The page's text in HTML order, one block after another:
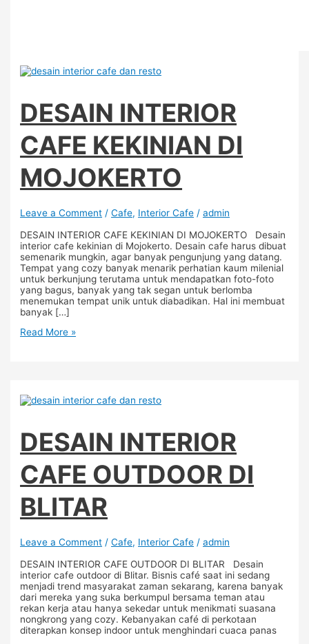
DESAIN INTERIOR
CAFE KEKINIAN DI
MOJOKERTO
Leave a Comment /Cafe, Interior Cafe /admin
DESAIN INTERIOR CAFE KEKINIAN DI MOJOKERTO Desain
interior cafe kekinian di Mojokerto. Desain cafe harus dibuat
semenarik mungkin, agar banyak pengunjung yang datang.
Tempat yang cozy banyak menarik perhatian kaum milenial
untuk berkunjung terutama untuk mendapatkan foto-foto
yang bagus, banyak yang tak segan untuk berlomba
menemukan tempat unik untuk diabadikan. Hal ini membuat
banyak […]
Read More »
DESAIN INTERIOR
CAFE OUTDOOR DI
BLITAR
Leave a Comment /Cafe, Interior Cafe /admin
DESAIN INTERIOR CAFE OUTDOOR DI BLITAR Desain
interior cafe outdoor di Blitar. Bisnis café saat ini sedang
menjadi trend masyarakat zaman sekarang, karena banyak
dari mereka yang suka berkumpul bersama teman atau
rekan kerja atau hanya sekedar untuk menikmati suasana
nongkrong yang cozy. Kebanyakan café di perkotaan
diterapkan konsep indoor untuk menghindari cuaca panas